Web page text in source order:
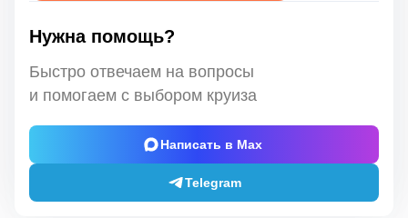
Нужна помощь?
Быстро отвечаем на вопросы
и помогаем с выбором круиза
Написать в Max
Telegram